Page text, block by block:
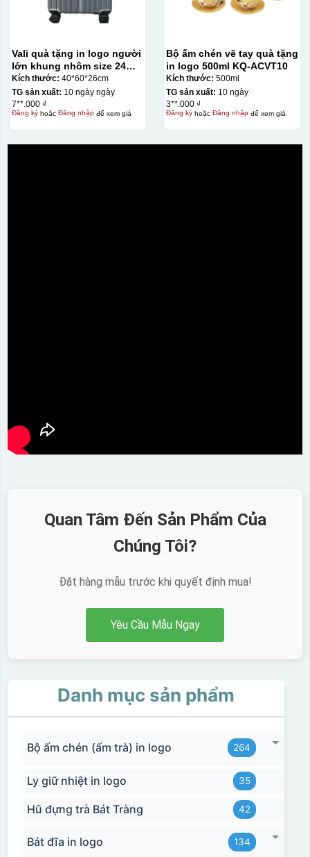
Vali quà tặng in logo người
lớn khung nhôm size 24
KQ-VL09
Kích thước: 40*60*26cm
TG sản xuất: 10 ngày ngày
7**.000 ₫
Đăng kýhoặc Đăng nhậpđể xem giá
Bộ ấm chén vẽ tay quà tặng
in logo 500ml KQ-ACVT10
Kích thước: 500ml
TG sản xuất: 10 ngày
3**.000 ₫
Đăng kýhoặc Đăng nhậpđể xem giá
Quan Tâm Đến Sản Phẩm Của
Chúng Tôi?
Đặt hàng mẫu trước khi quyết định mua!
Yêu Cầu Mẫu Ngay
Danh mục sản phẩm
Bộ ấm chén (ấm trà) in logo 264
Ly giữ nhiệt in logo 35
Hũ đựng trà Bát Tràng 42
Bát đĩa in logo 134